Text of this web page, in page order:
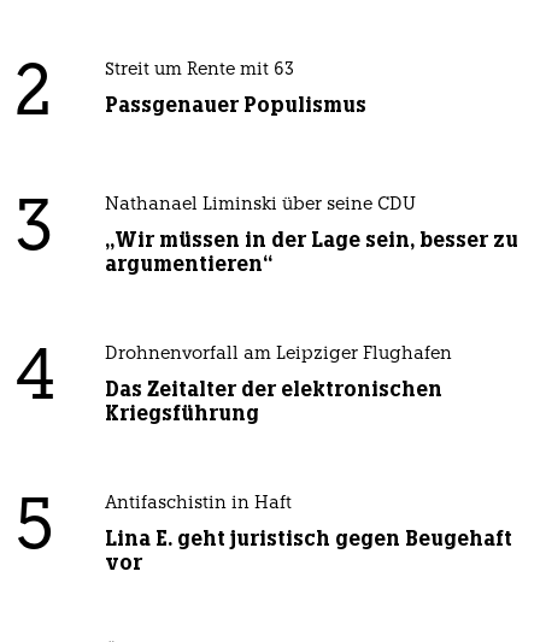
2 Streit um Rente mit 63
Passgenauer Populismus
3 Nathanael Liminski über seine CDU
„Wir müssen in der Lage sein, besser zu
argumentieren“
4 Drohnenvorfall am Leipziger Flughafen
Das Zeitalter der elektronischen
Kriegsführung
5 Antifaschistin in Haft
Lina E. geht juristisch gegen Beugehaft
vor